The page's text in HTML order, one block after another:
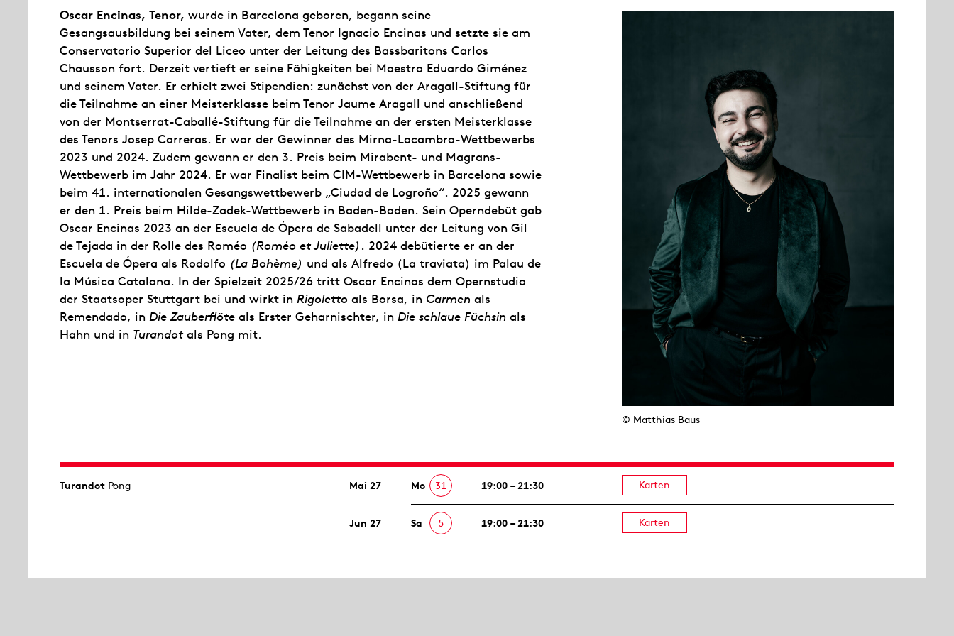
Oscar Encinas, Tenor, wurde in Barcelona geboren, begann seine
Gesangsausbildung bei seinem Vater, dem Tenor Ignacio Encinas und setzte sie am
Conservatorio Superior del Liceo unter der Leitung des Bassbaritons Carlos
Chausson fort. Derzeit vertieft er seine Fähigkeiten bei Maestro Eduardo Giménez
und seinem Vater. Er erhielt zwei Stipendien: zunächst von der Aragall-Stiftung für
die Teilnahme an einer Meisterklasse beim Tenor Jaume Aragall und anschließend
von der Montserrat-Caballé-Stiftung für die Teilnahme an der ersten Meisterklasse
des Tenors Josep Carreras. Er war der Gewinner des Mirna-Lacambra-Wettbewerbs
2023 und 2024. Zudem gewann er den 3. Preis beim Mirabent- und Magrans-
Wettbewerb im Jahr 2024. Er war Finalist beim CIM-Wettbewerb in Barcelona sowie
beim 41. internationalen Gesangswettbewerb „Ciudad de Logroño“. 2025 gewann
er den 1. Preis beim Hilde-Zadek-Wettbewerb in Baden-Baden. Sein Operndebüt gab
Oscar Encinas 2023 an der Escuela de Ópera de Sabadell unter der Leitung von Gil
de Tejada in der Rolle des Roméo (Roméo et Juliette) . 2024 debütierte er an der
Escuela de Ópera als Rodolfo (La Bohème) und als Alfredo (La traviata) im Palau de
la Música Catalana. In der Spielzeit 2025/26 tritt Oscar Encinas dem Opernstudio
der Staatsoper Stuttgart bei und wirkt in Rigoletto als Borsa, in Carmen als
Remendado, in Die Zauberflöte als Erster Geharnischter, in Die schlaue Füchsin als
Hahn und in Turandotals Pong mit.
© Matthias Baus
Turandot Pong Mai 27 Mo 31 19:00 – 21:30 Karten
Jun 27 Sa 5 19:00 – 21:30 Karten